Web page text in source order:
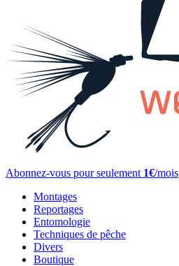
Abonnez-vous pour seulement 1€/mois
Montages
Reportages
Entomologie
Techniques de pêche
Divers
Boutique